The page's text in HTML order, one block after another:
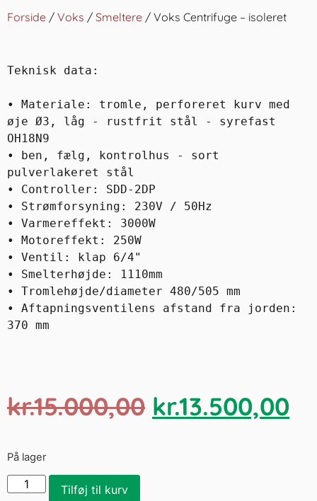
Forside / Voks / Smeltere / Voks Centrifuge – isoleret
Teknisk data:
• Materiale: tromle, perforeret kurv med
øje Ø3, låg - rustfrit stål - syrefast
OH18N9
• ben, fælg, kontrolhus - sort
pulverlakeret stål
• Controller: SDD-2DP
• Strømforsyning: 230V / 50Hz
• Varmereffekt: 3000W
• Motoreffekt: 250W
• Ventil: klap 6/4"
• Smelterhøjde: 1110mm
• Tromlehøjde/diameter 480/505 mm
• Aftapningsventilens afstand fra jorden:
370 mm
kr.15.000,00 kr.13.500,00
På lager
Tilføj til kurv